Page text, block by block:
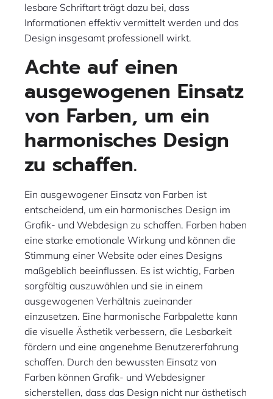
lesbare Schriftart trägt dazu bei, dass
Informationen effektiv vermittelt werden und das
Design insgesamt professionell wirkt.
Achte auf einen
ausgewogenen Einsatz
von Farben, um ein
harmonisches Design
zu schaffen.
Ein ausgewogener Einsatz von Farben ist
entscheidend, um ein harmonisches Design im
Grafik- und Webdesign zu schaffen. Farben haben
eine starke emotionale Wirkung und können die
Stimmung einer Website oder eines Designs
maßgeblich beeinflussen. Es ist wichtig, Farben
sorgfältig auszuwählen und sie in einem
ausgewogenen Verhältnis zueinander
einzusetzen. Eine harmonische Farbpalette kann
die visuelle Ästhetik verbessern, die Lesbarkeit
fördern und eine angenehme Benutzererfahrung
schaffen. Durch den bewussten Einsatz von
Farben können Grafik- und Webdesigner
sicherstellen, dass das Design nicht nur ästhetisch